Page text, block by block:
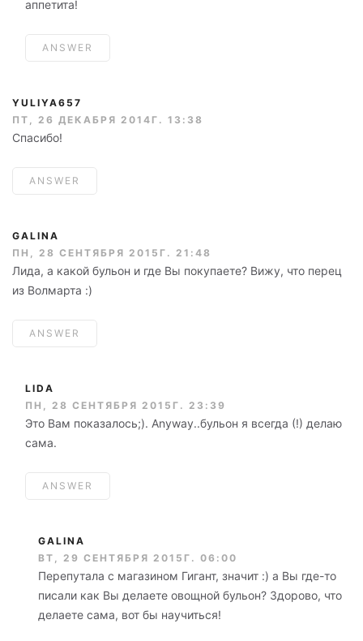
аппетита!
ANSWER
YULIYA657
ПТ, 26 ДЕКАБРЯ 2014Г. 13:38
Спасибо!
ANSWER
GALINA
ПН, 28 СЕНТЯБРЯ 2015Г. 21:48
Лида, а какой бульон и где Вы покупаете? Вижу, что перец
из Волмарта :)
ANSWER
LIDA
ПН, 28 СЕНТЯБРЯ 2015Г. 23:39
Это Вам показалось;). Anyway..бульон я всегда (!) делаю
сама.
ANSWER
GALINA
ВТ, 29 СЕНТЯБРЯ 2015Г. 06:00
Перепутала с магазином Гигант, значит :) а Вы где-то
писали как Вы делаете овощной бульон? Здорово, что
делаете сама, вот бы научиться!